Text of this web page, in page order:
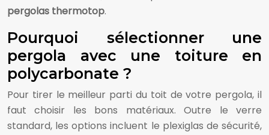
pergolas thermotop.
Pourquoi sélectionner une
pergola avec une toiture en
polycarbonate ?
Pour tirer le meilleur parti du toit de votre pergola, il
faut choisir les bons matériaux. Outre le verre
standard, les options incluent le plexiglas de sécurité,